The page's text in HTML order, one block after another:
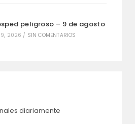
peligroso – 9 de agosto
9, 2026 / SIN COMENTARIOS
diariamente